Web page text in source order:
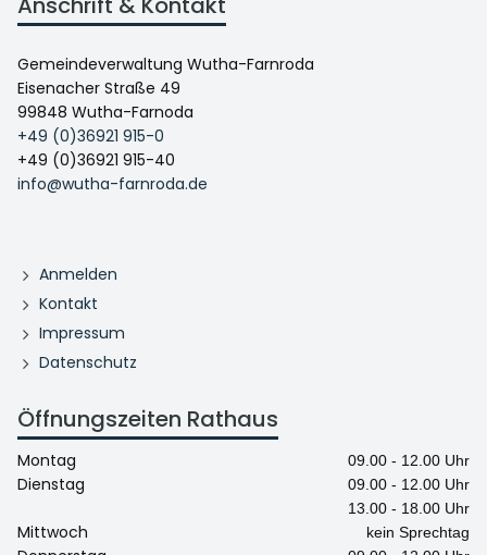
Gemeindeverwaltung Wutha-Farnroda
Eisenacher Straße 49
99848 Wutha-Farnoda
+49 (0)36921 915-0
+49 (0)36921 915-40
info@wutha-farnroda.de
Anmelden
Kontakt
Impressum
Datenschutz
Öffnungszeiten Rathaus
Montag 09.00 - 12.00 Uhr
Dienstag
09.00 - 12.00 Uhr
13.00 - 18.00 Uhr
Mittwoch kein Sprechtag